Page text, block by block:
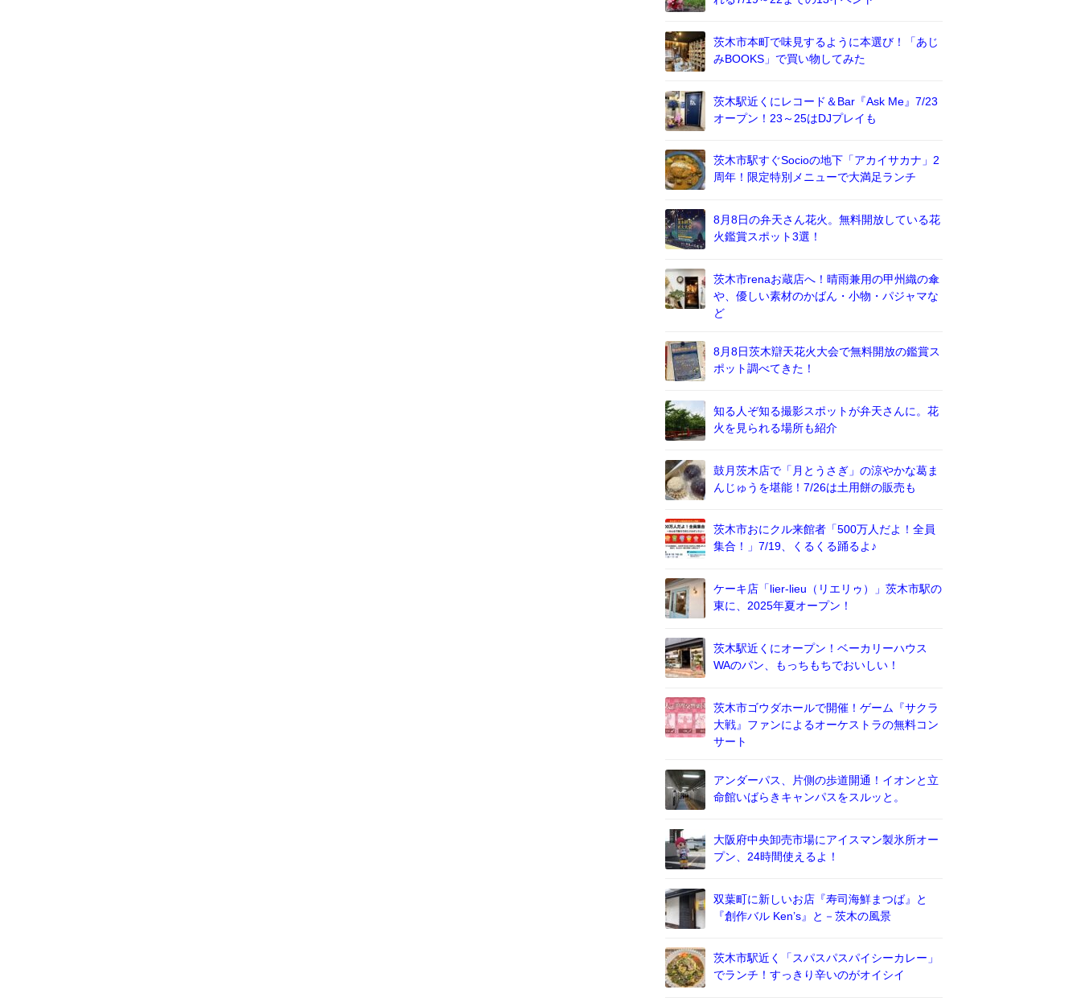
茨木市本町で味見するように本選び！「あじ
みBOOKS」で買い物してみた
茨木駅近くにレコード＆Bar『Ask Me』7/23
オープン！23～25はDJプレイも
茨木市駅すぐSocioの地下「アカイサカナ」2
周年！限定特別メニューで大満足ランチ
8月8日の弁天さん花火。無料開放している花
火鑑賞スポット3選！
茨木市renaお蔵店へ！晴雨兼用の甲州織の傘
や、優しい素材のかばん・小物・パジャマな
ど
8月8日茨木辯天花火大会で無料開放の鑑賞ス
ポット調べてきた！
知る人ぞ知る撮影スポットが弁天さんに。花
火を見られる場所も紹介
鼓月茨木店で「月とうさぎ」の涼やかな葛ま
んじゅうを堪能！7/26は土用餅の販売も
茨木市おにクル来館者「500万人だよ！全員
集合！」7/19、くるくる踊るよ♪
ケーキ店「lier-lieu（リエリゥ）」茨木市駅の
東に、2025年夏オープン！
茨木駅近くにオープン！ベーカリーハウス
WAのパン、もっちもちでおいしい！
茨木市ゴウダホールで開催！ゲーム『サクラ
大戦』ファンによるオーケストラの無料コン
サート
アンダーパス、片側の歩道開通！イオンと立
命館いばらきキャンパスをスルッと。
大阪府中央卸売市場にアイスマン製氷所オー
プン、24時間使えるよ！
双葉町に新しいお店『寿司海鮮まつば』と
『創作バル Ken’s』と－茨木の風景
茨木市駅近く「スパスパスパイシーカレー」
でランチ！すっきり辛いのがオイシイ